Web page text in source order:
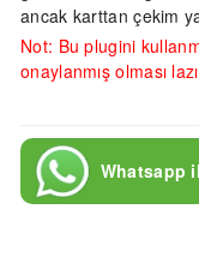
ancak karttan çekim
Not: Bu plugini
onaylanmış olması
Whatsapp